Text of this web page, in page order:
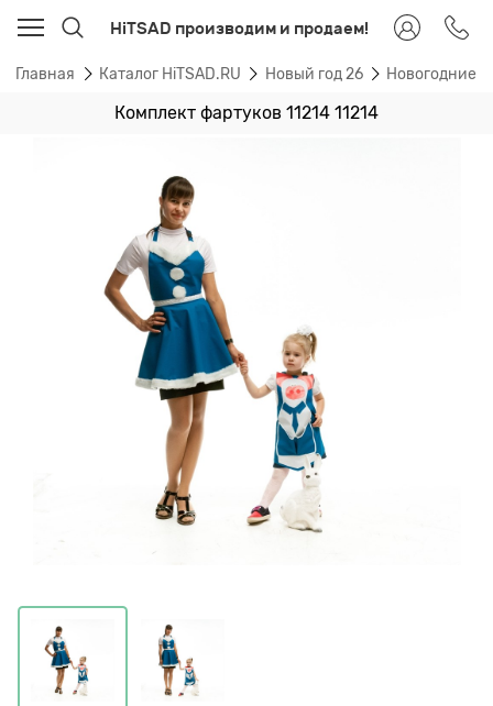
HiTSAD производим и продаем!
Главная Каталог HiTSAD.RU Новый год 26 Новогодние
Комплект фартуков 11214 11214